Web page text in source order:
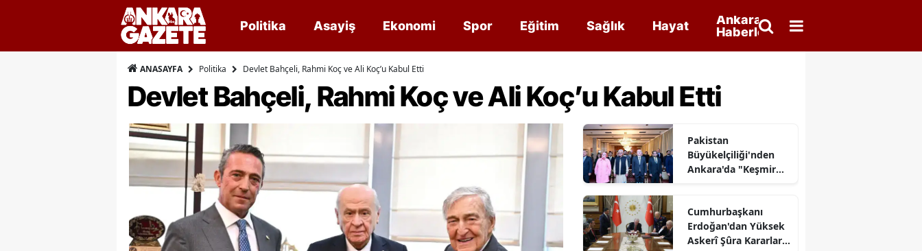
Politika Asayiş Ekonomi Spor Eğitim Sağlık Hayat
Ankara
Haberleri
ANASAYFA Politika Devlet Bahçeli, Rahmi Koç ve Ali Koç’u Kabul Etti
Devlet Bahçeli, Rahmi Koç ve Ali Koç’u Kabul Etti
Pakistan
Büyükelçiliği'nden
Ankara'da "Keşmir
Cumhurbaşkanı
Erdoğan'dan Yüksek
Askerî Şûra Kararları